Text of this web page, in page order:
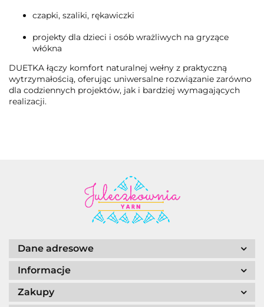
czapki, szaliki, rękawiczki
projekty dla dzieci i osób wrażliwych na gryzące
włókna
DUETKA łączy komfort naturalnej wełny z praktyczną
wytrzymałością, oferując uniwersalne rozwiązanie zarówno
dla codziennych projektów, jak i bardziej wymagających
realizacji.
Dane adresowe
Informacje
Zakupy